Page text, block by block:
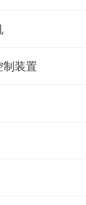
装置